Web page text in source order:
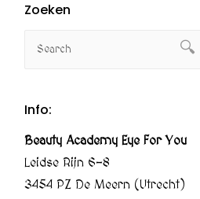
Zoeken
Info:
Beauty Academy Eye For You
Leidse Rijn 6-8
3454 PZ De Meern (Utrecht)